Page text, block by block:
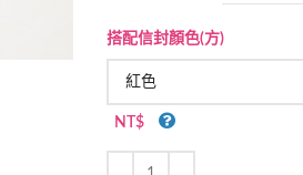
搭配信封顏色(方)
NT$